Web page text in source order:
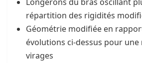
répartition des rigidités
Géométrie modifiée en
évolutions ci-dessus pour
virages